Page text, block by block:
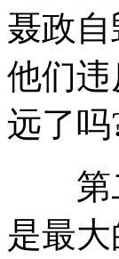
聂政
他们
远了吗
第二
是最